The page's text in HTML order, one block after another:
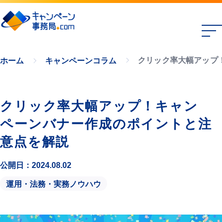
ホーム キャンペーンコラム クリック率大幅アップ
クリック率大幅アップ！キャン
ペーンバナー作成のポイントと注
意点を解説
公開日：2024.08.02
運用・法務・実務ノウハウ